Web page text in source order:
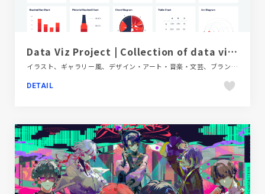
Data Viz Project | Collection of data visualizations to get inspired and find the right type
イラスト、ギャラリー風、デザイン・アート・音楽・文芸、ブランド・サービスサイト、海外サイト
DETAIL